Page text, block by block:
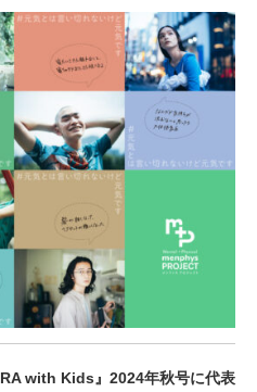
with Kids』2024年秋号に代表